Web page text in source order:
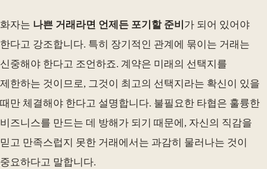
화자는 나쁜 거래라면 언제든 포기할 준비 가 되어 있어야
한다고 강조합니다. 특히 장기적인 관계에 묶이는 거래는
신중해야 한다고 조언하죠. 계약은 미래의 선택지를
제한하는 것이므로, 그것이 최고의 선택지라는 확신이 있을
때만 체결해야 한다고 설명합니다. 불필요한 타협은 훌륭한
비즈니스를 만드는 데 방해가 되기 때문에, 자신의 직감을
믿고 만족스럽지 못한 거래에서는 과감히 물러나는 것이
중요하다고 말합니다.